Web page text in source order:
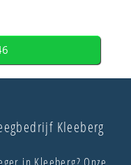
Kleeberg